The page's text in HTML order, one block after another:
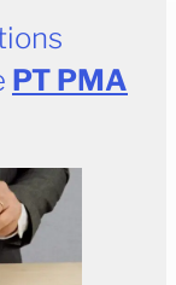
PT PMA